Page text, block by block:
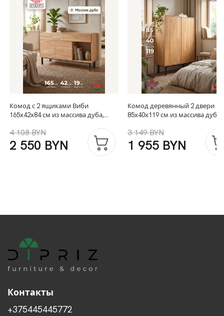
Комод с 2 ящиками Виби
165х42х84 см из массива дуба,
металлических ножках в стиле
лофт
4 108 BYN
2 550 BYN
Комод деревянный 2 двери
85х40х119 см из массива дуба
лофт
3 149 BYN
1 955 BYN
Контакты
+375445445772